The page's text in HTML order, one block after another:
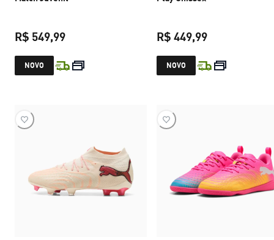
R$ 549,99
preço atual R$ 549,99
NOVO
R$ 449,99
preço atual
NOVO